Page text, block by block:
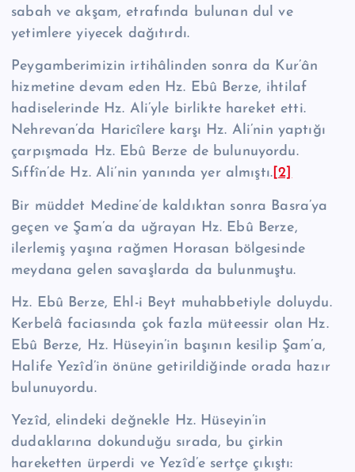
sabah ve akşam, etrafın­da bulunan dul ve
yetimlere yiyecek dağıtırdı.
Peygamberimizin irtihâlinden sonra da Kur’ân
hizmetine devam eden Hz. Ebû Ber­ze, ihtilaf
hadiselerinde Hz. Ali’yle birlikte hareket etti.
Nehrevan’da Haricîlere karşı Hz. Ali’nin yaptığı
çarpışmada Hz. Ebû Berze de bulunuyordu.
Sıffîn’de Hz. Ali’nin yanında yer almıştı. [2]
Bir müddet Medine’de kaldıktan sonra Basra’ya
geçen ve Şam’a da uğra­yan Hz. Ebû Berze,
ilerlemiş yaşına rağmen Horasan bölgesinde
meydana gelen savaşlarda da bulunmuştu.
Hz. Ebû Berze, Ehl-i Beyt muhabbetiyle doluydu.
Kerbelâ faciasında çok fazla müteessir olan Hz.
Ebû Berze, Hz. Hüseyin’in başının kesilip Şam’a,
Hali­fe Yezîd’in önüne getirildiğinde orada hazır
bulunuyordu.
Yezîd, elindeki değnekle Hz. Hüseyin’in
dudaklarına dokunduğu sırada, bu çirkin
hareketten ürperdi ve Yezîd’e sertçe çıkıştı: